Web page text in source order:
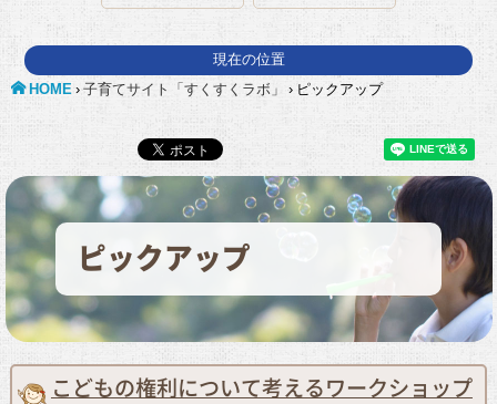
現在の位置
HOME › 子育てサイト「すくすくラボ」 › ピックアップ
ピックアップ
こどもの権利について考えるワークショップ